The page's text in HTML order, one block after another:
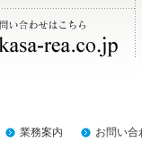
業務案内 お問い合